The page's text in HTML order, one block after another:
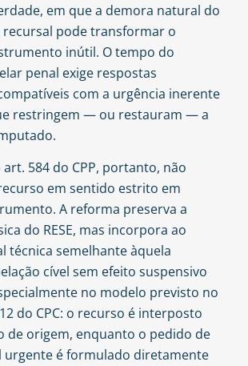
em que a demora natural do
pode transformar o
inútil. O tempo do
penal exige respostas
com a urgência inerente
restringem — ou restauram — a
art. 584 do CPP, portanto, não
em sentido estrito em
A reforma preserva a
do RESE, mas incorpora ao
técnica semelhante àquela
cível sem efeito suspensivo
no modelo previsto no
do CPC: o recurso é interposto
de origem, enquanto o pedido de
urgente é formulado diretamente